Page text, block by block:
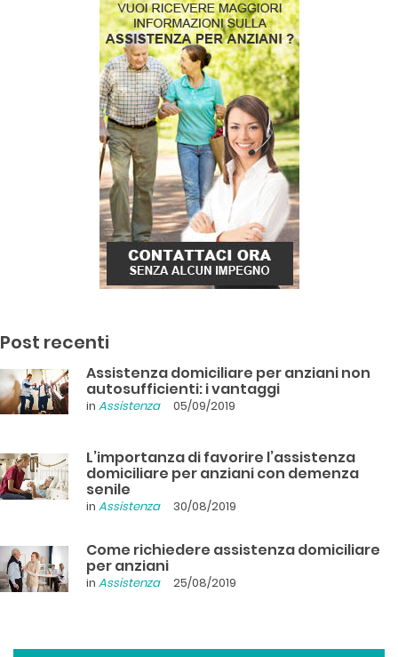
Post recenti
Assistenza domiciliare per anziani non
autosufficienti: i vantaggi
in Assistenza 05/09/2019
L’importanza di favorire l’assistenza
domiciliare per anziani con demenza
senile
in Assistenza 30/08/2019
Come richiedere assistenza domiciliare
per anziani
in Assistenza 25/08/2019